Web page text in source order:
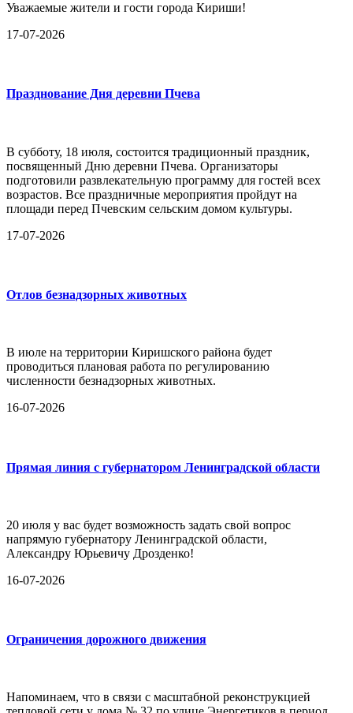
Уважаемые жители и гости города Кириши!
17-07-2026
Празднование Дня деревни Пчева
В субботу, 18 июля, состоится традиционный праздник,
посвященный Дню деревни Пчева. Организаторы
подготовили развлекательную программу для гостей всех
возрастов. Все праздничные мероприятия пройдут на
площади перед Пчевским сельским домом культуры.
17-07-2026
Отлов безнадзорных животных
В июле на территории Киришского района будет
проводиться плановая работа по регулированию
численности безнадзорных животных.
16-07-2026
Прямая линия с губернатором Ленинградской области
20 июля у вас будет возможность задать свой вопрос
напрямую губернатору Ленинградской области,
Александру Юрьевичу Дрозденко!
16-07-2026
Ограничения дорожного движения
Напоминаем, что в связи с масштабной реконструкцией